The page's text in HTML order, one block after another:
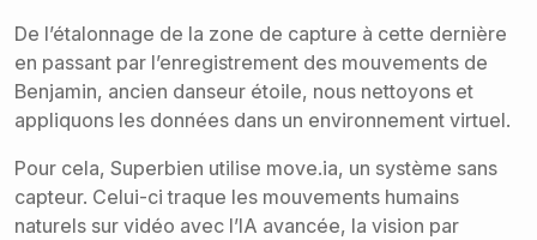
De l’étalonnage de la zone de capture à cette dernière
en passant par l’enregistrement des mouvements de
Benjamin, ancien danseur étoile, nous nettoyons et
appliquons les données dans un environnement virtuel.
Pour cela, Superbien utilise move.ia, un système sans
capteur. Celui-ci traque les mouvements humains
naturels sur vidéo avec l’IA avancée, la vision par